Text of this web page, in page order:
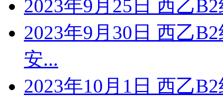
2023年9月25日 西乙
2023年9月30日 西乙
安...
2023年10月1日 西乙